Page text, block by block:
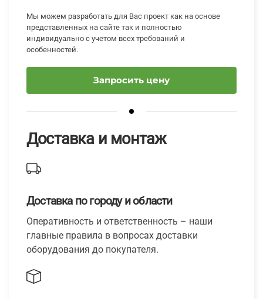
Мы можем разработать для Вас проект как на основе
представленных на сайте так и полностью
индивидуально с учетом всех требований и
особенностей.
Запросить цену
Доставка и монтаж
Доставка по городу и области
Оперативность и ответственность – наши
главные правила в вопросах доставки
оборудования до покупателя.